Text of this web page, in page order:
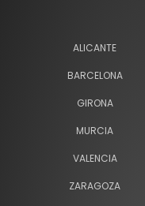
ALICANTE
BARCELONA
GIRONA
MURCIA
VALENCIA
ZARAGOZA